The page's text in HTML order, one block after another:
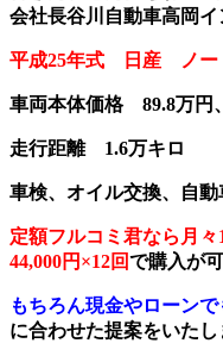
会社長谷川自動車高岡イ
平成25年式 日産 ノー
車両本体価格 89.8万円、
走行距離 1.6万キロ
車検、オイル交換、自
定額フルコミ君なら月々
44,000円×12回で購入が
もちろん現金やローンで
に合わせた提案をいたし